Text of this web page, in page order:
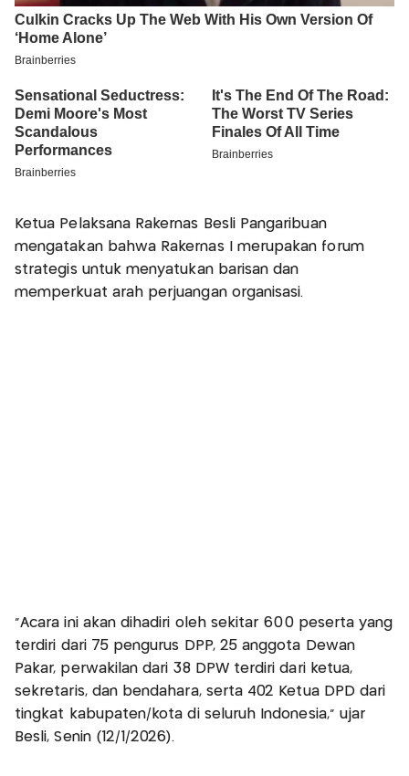
Ketua Pelaksana Rakernas Besli Pangaribuan
mengatakan bahwa Rakernas I merupakan forum
strategis untuk menyatukan barisan dan
memperkuat arah perjuangan organisasi.
“Acara ini akan dihadiri oleh sekitar 600 peserta yang
terdiri dari 75 pengurus DPP, 25 anggota Dewan
Pakar, perwakilan dari 38 DPW terdiri dari ketua,
sekretaris, dan bendahara, serta 402 Ketua DPD dari
tingkat kabupaten/kota di seluruh Indonesia,” ujar
Besli, Senin (12/1/2026).